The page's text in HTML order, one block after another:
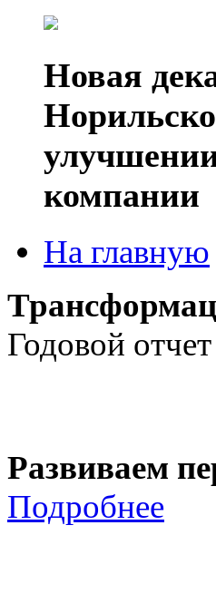
Новая
компании
На главную
Годовой
Развиваем
Подробнее